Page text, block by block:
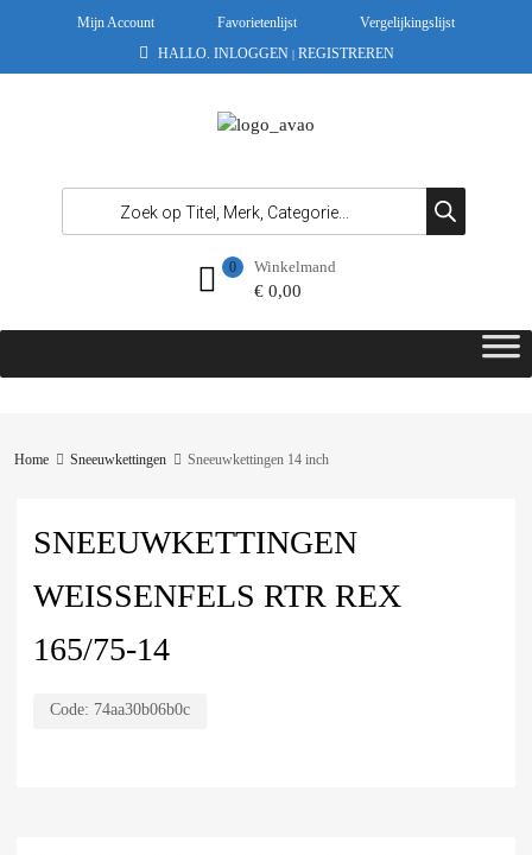
Mijn Account Favorietenlijst
Vergelijkingslijst
HALLO. INLOGGEN | REGISTREREN
Winkelmand
€0,00
0
Home Sneeuwkettingen Sneeuwkettingen 14 inch
SNEEUWKETTINGEN
WEISSENFELS RTR REX
165/75-14
Code: 74aa30b06b0c